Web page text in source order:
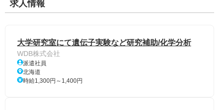
求人情報
大学研究室にて遺伝子実験など研究補助/化学分析
WDB株式会社
派遣社員
北海道
時給1,300円～1,400円